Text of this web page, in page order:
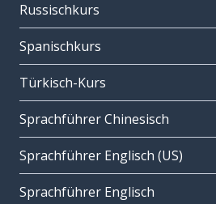
Russischkurs
Spanischkurs
Türkisch-Kurs
Sprachführer Chinesisch
Sprachführer Englisch (US)
Sprachführer Englisch